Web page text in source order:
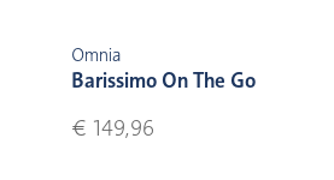
Omnia
Barissimo On The Go
€ 149,96